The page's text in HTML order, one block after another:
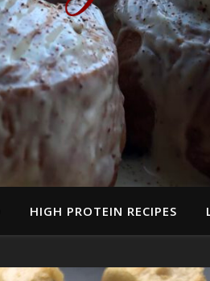
HIGH PROTEIN RECIPES